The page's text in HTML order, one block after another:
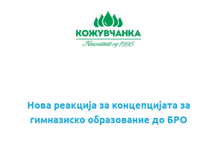
Нова реакција за концепцијата за
гимназиско образование до БРО